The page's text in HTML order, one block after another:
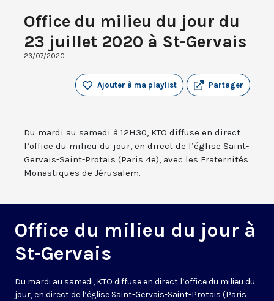
Office du milieu du jour du
23 juillet 2020 à St-Gervais
23/07/2020
Partager
Ajouter à ma playlist
Du mardi au samedi à 12H30, KTO diffuse en direct
l’office du milieu du jour, en direct de l’église Saint-
Gervais-Saint-Protais (Paris 4e), avec les Fraternités
Monastiques de Jérusalem.
Office du milieu du jour à
St-Gervais
Du mardi au samedi, KTO diffuse en direct l’office du milieu du
jour, en direct de l’église Saint-Gervais-Saint-Protais (Paris